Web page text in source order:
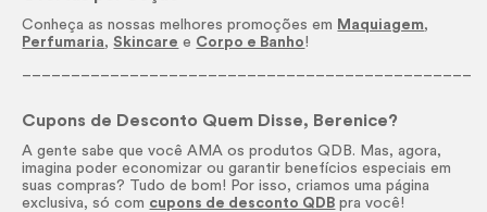
Conheça as nossas melhores promoções em Maquiagem,
Perfumaria,Skincare e Corpo e Banho!
Cupons de Desconto Quem Disse, Berenice?
A gente sabe que você AMA os produtos QDB. Mas, agora,
imagina poder economizar ou garantir benefícios especiais em
suas compras? Tudo de bom! Por isso, criamos uma página
exclusiva, só com cupons de desconto QDB pra você!